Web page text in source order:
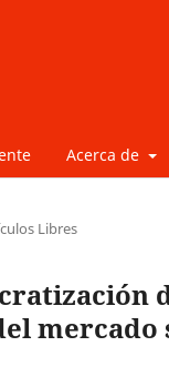
Acerca de
Libres